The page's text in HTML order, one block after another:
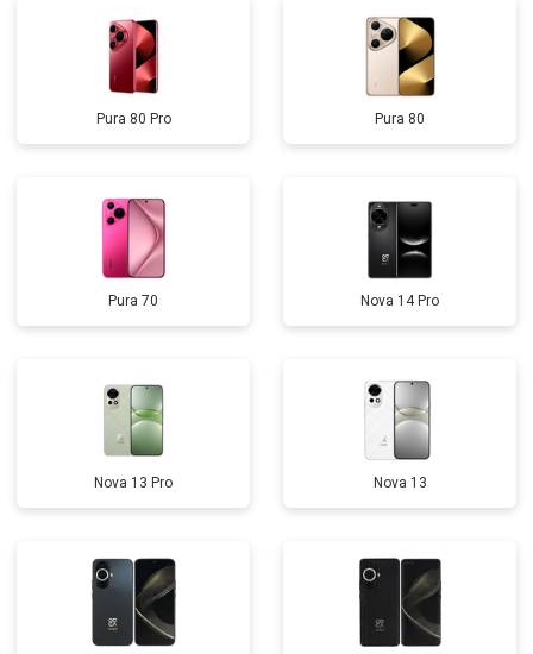
Pura 80 Pro Pura 80
Pura 70 Nova 14 Pro
Nova 13 Pro Nova 13